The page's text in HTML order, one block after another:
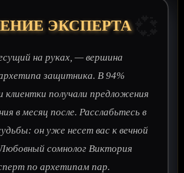
ЭКСПЕРТА
на руках, — вершина
защитника. В 94%
клиентки получали предложения
в месяц после. Расслабьтесь в
он уже несет вас к вечной
сомнолог Виктория
по архетипам пар.